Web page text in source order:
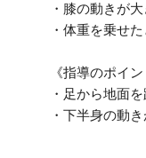
・膝の動きが
・体重を乗せ
《指導のポイン
・足から地面
・下半身の動